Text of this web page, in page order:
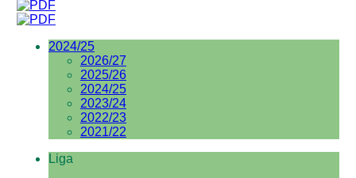
2024/25
2026/27
2025/26
2024/25
2023/24
2022/23
2021/22
Liga